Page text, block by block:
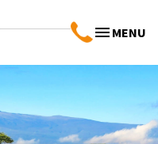
MENU